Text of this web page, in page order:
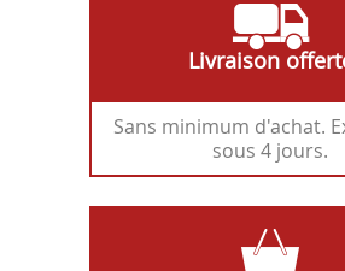
Livraison
Sans minimum d'achat.
sous 4 jours.